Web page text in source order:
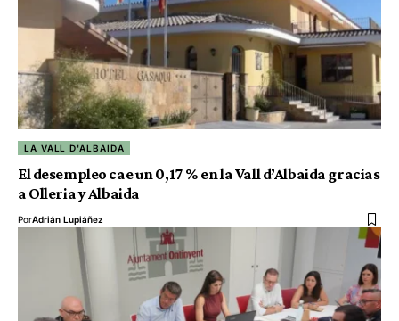
LA VALL D'ALBAIDA
El desempleo cae un 0,17 % en la Vall d’Albaida gracias
a Olleria y Albaida
PorAdrián Lupiáñez